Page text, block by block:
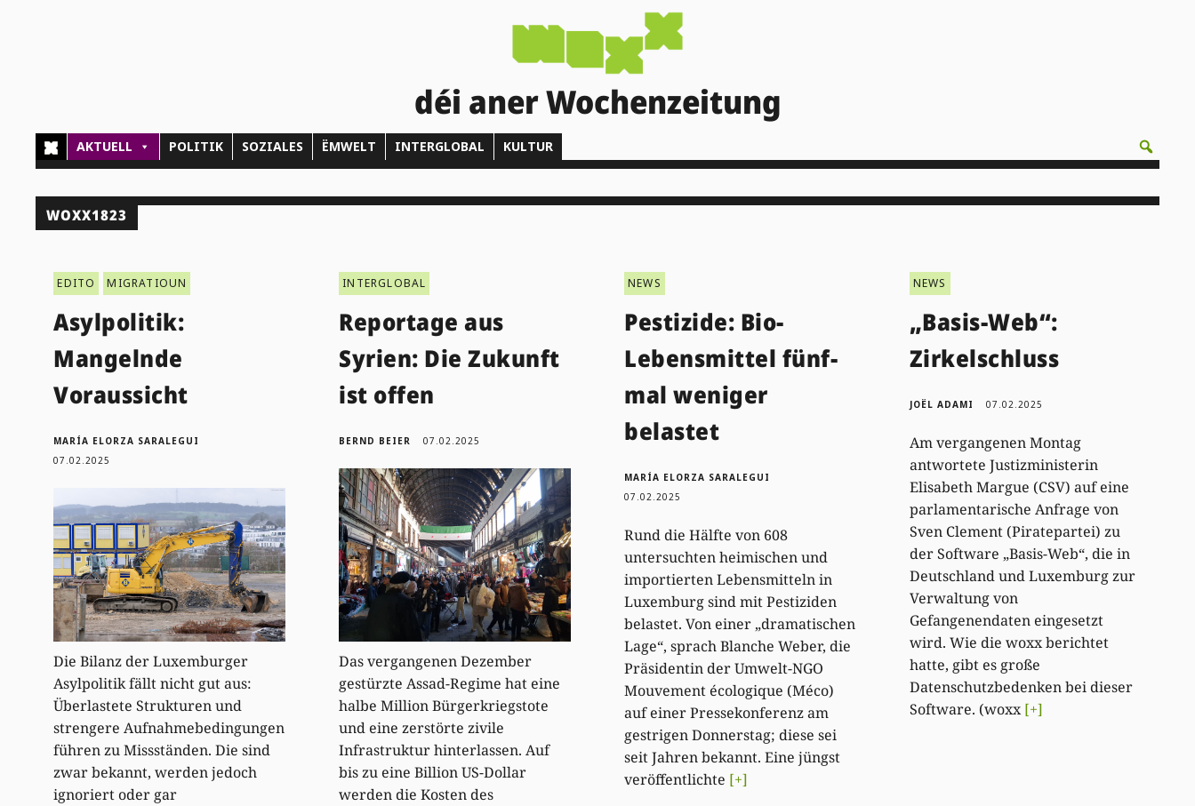
déi aner Wochenzeitung
AKTUELL POLITIK SOZIALES ËMWELT INTERGLOBAL KULTUR
WOXX1823
EDITO MIGRATIOUN
Asylpolitik:
Mangelnde
Voraussicht
MARÍA ELORZA SARALEGUI
07.02.2025
Die Bilanz der Luxemburger
Asylpolitik fällt nicht gut aus:
Überlastete Strukturen und
strengere Aufnahmebedingungen
führen zu Missständen. Die sind
zwar bekannt, werden jedoch
ignoriert oder gar
INTERGLOBAL
Reportage aus
Syrien: Die Zukunft
ist offen
BERND BEIER 07.02.2025
Das vergangenen Dezember
gestürzte Assad-Regime hat eine
halbe Million Bürgerkriegstote
und eine zerstörte zivile
Infrastruktur hinterlassen. Auf
bis zu eine Billion US-Dollar
werden die Kosten des
NEWS
Pestizide: Bio-
Lebensmittel fünf-
mal weniger
belastet
MARÍA ELORZA SARALEGUI
07.02.2025
Rund die Hälfte von 608
untersuchten heimischen und
importierten Lebensmitteln in
Luxemburg sind mit Pestiziden
belastet. Von einer „dramatischen
Lage“, sprach Blanche Weber, die
Präsidentin der Umwelt-NGO
Mouvement écologique (Méco)
auf einer Pressekonferenz am
gestrigen Donnerstag; diese sei
seit Jahren bekannt. Eine jüngst
veröffentlichte [+]
NEWS
„Basis-Web“:
Zirkelschluss
JOËL ADAMI 07.02.2025
Am vergangenen Montag
antwortete Justizministerin
Elisabeth Margue (CSV) auf eine
parlamentarische Anfrage von
Sven Clement (Piratepartei) zu
der Software „Basis-Web“, die in
Deutschland und Luxemburg zur
Verwaltung von
Gefangenendaten eingesetzt
wird. Wie die woxx berichtet
hatte, gibt es große
Datenschutzbedenken bei dieser
Software. (woxx[+]